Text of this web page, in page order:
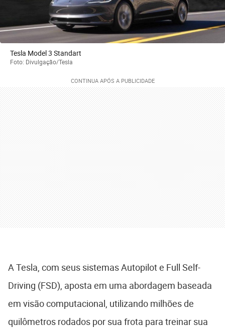
Tesla Model 3 Standart
Foto: Divulgação/Tesla
A Tesla, com seus sistemas Autopilot e Full Self-
Driving (FSD), aposta em uma abordagem baseada
em visão computacional, utilizando milhões de
quilômetros rodados por sua frota para treinar sua